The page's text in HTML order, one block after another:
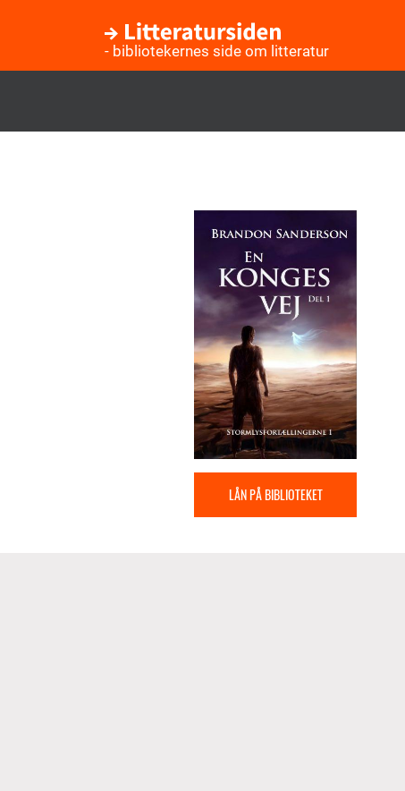
- bibliotekernes side om litteratur
LÅN PÅ BIBLIOTEKET